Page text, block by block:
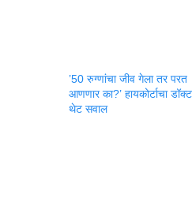
’50 रुग्णांचा जीव गेला तर परत
आणणार का?’ हायकोर्टाचा
थेट सवाल